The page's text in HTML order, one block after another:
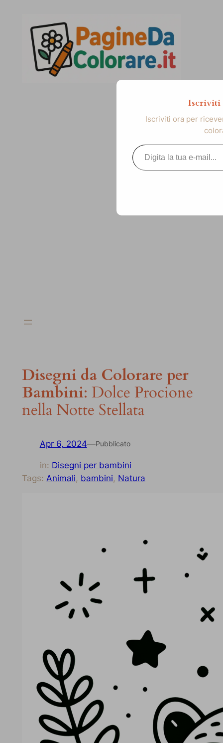
contenuto
Disegni da Colorare per
Bambini: Dolce Procione
nella Notte Stellata
Apr 6, 2024—Pubblicato
in: Disegni per bambini
Tags: Animali, bambini, Natura
Iscriviti
Iscriviti ora per
Digita la tua e-mail...